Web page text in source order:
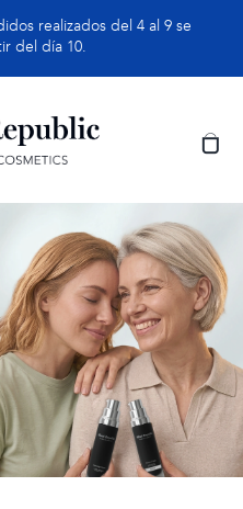
realizados del 4 al 9 se
del día 10.